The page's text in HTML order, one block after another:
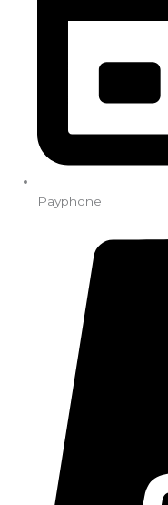
Payphone